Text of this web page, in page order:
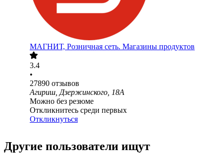
МАГНИТ, Розничная сеть. Магазины продуктов
3.4
•
27890 отзывов
Агириш, Дзержинского, 18А
Можно без резюме
Откликнитесь среди первых
Откликнуться
Другие пользователи ищут